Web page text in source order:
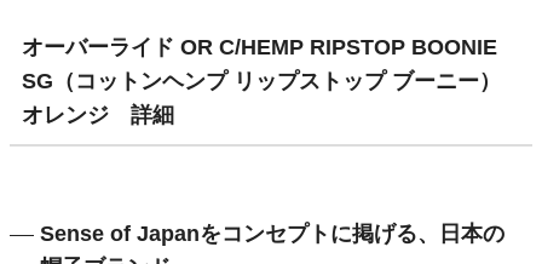
オーバーライド OR C/HEMP RIPSTOP BOONIE
SG（コットンヘンプ リップストップ ブーニー）
オレンジ 詳細
Sense of Japanをコンセプトに掲げる、日本の